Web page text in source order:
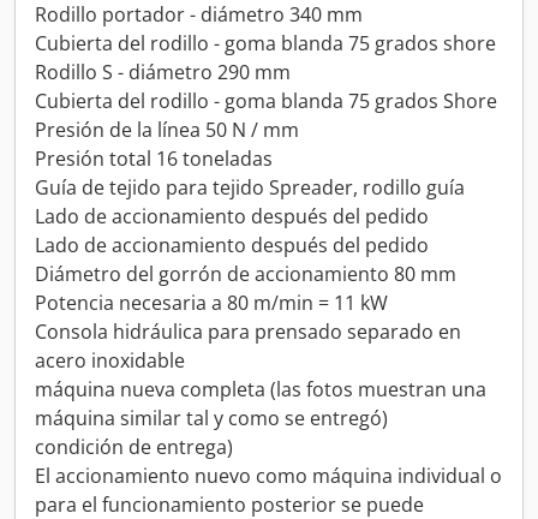
Rodillo portador - diámetro 340 mm
Cubierta del rodillo - goma blanda 75 grados shore
Rodillo S - diámetro 290 mm
Cubierta del rodillo - goma blanda 75 grados Shore
Presión de la línea 50 N / mm
Presión total 16 toneladas
Guía de tejido para tejido Spreader, rodillo guía
Lado de accionamiento después del pedido
Lado de accionamiento después del pedido
Diámetro del gorrón de accionamiento 80 mm
Potencia necesaria a 80 m/min = 11 kW
Consola hidráulica para prensado separado en
acero inoxidable
máquina nueva completa (las fotos muestran una
máquina similar tal y como se entregó)
condición de entrega)
El accionamiento nuevo como máquina individual o
para el funcionamiento posterior se puede